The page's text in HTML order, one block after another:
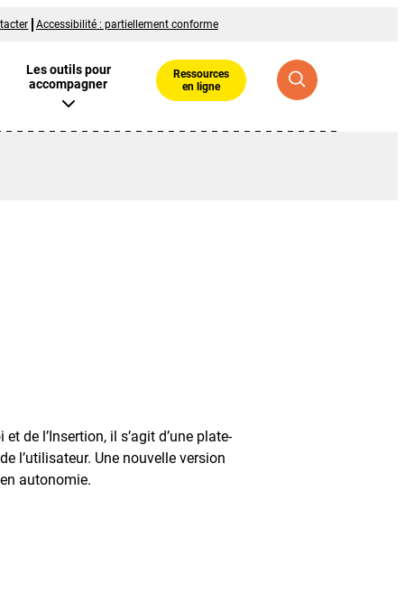
Accessibilité : partiellement conforme
Les outils pour
accompagner
Ressources
en ligne
de l’Insertion, il s’agit d’une plate-
l’utilisateur. Une nouvelle version
autonomie.